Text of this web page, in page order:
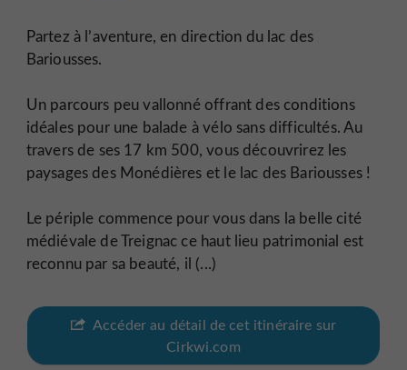
Partez à l’aventure, en direction du lac des
Bariousses.
Un parcours peu vallonné offrant des conditions
idéales pour une balade à vélo sans difficultés. Au
travers de ses 17 km 500, vous découvrirez les
paysages des Monédières et le lac des Bariousses !
Le périple commence pour vous dans la belle cité
médiévale de Treignac ce haut lieu patrimonial est
reconnu par sa beauté, il (...)
Accéder au détail de cet itinéraire sur
Cirkwi.com